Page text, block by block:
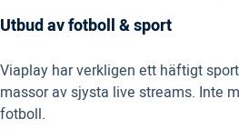
Utbud av fotboll & sport
Viaplay har verkligen ett häftigt
massor av sjysta live streams. Inte
fotboll.